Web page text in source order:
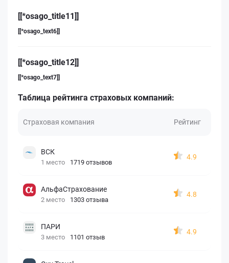
[[*osago_title11]]
[[*osago_text6]]
[[*osago_title12]]
[[*osago_text7]]
Таблица рейтинга страховых компаний:
Страховая компания Рейтинг
ВСК
1 место 1719 отзывов
4.9
АльфаСтрахование
2 место 1303 отзыва
4.8
ПАРИ
3 место 1101 отзыв
4.9